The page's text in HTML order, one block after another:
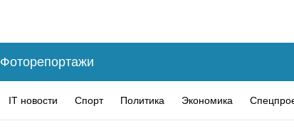
Фоторепортажи
IT новости Спорт Политика Экономика